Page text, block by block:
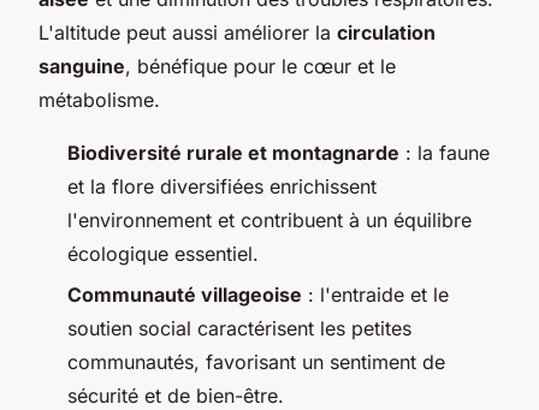
L'altitude peut aussi améliorer la circulation
sanguine, bénéfique pour le cœur et le
métabolisme.
Biodiversité rurale et montagnarde : la faune
et la flore diversifiées enrichissent
l'environnement et contribuent à un équilibre
écologique essentiel.
Communauté villageoise : l'entraide et le
soutien social caractérisent les petites
communautés, favorisant un sentiment de
sécurité et de bien-être.